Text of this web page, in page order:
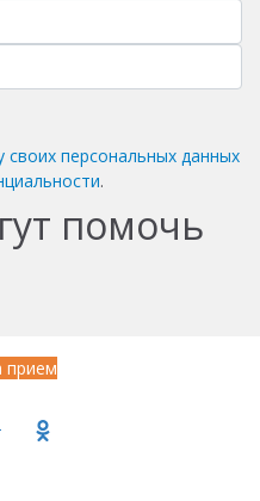
своих персональных данных
.
помочь
прием